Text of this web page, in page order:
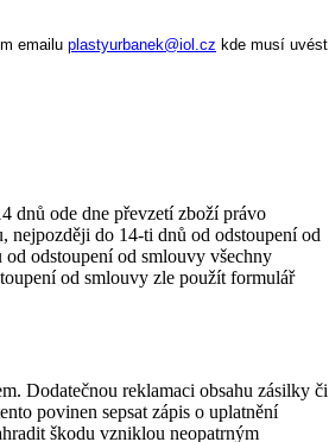
emailu plastyurbanek@iol.cz kde musí uvést
dnů ode dne převzetí zboží právo
nejpozději do 14-ti dnů od odstoupení od
odstoupení od smlouvy všechny
od smlouvy zle použít formulář
Dodatečnou reklamaci obsahu zásilky či
povinen sepsat zápis o uplatnění
škodu vzniklou neopatrným